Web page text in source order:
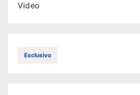
Video
Esclusivo